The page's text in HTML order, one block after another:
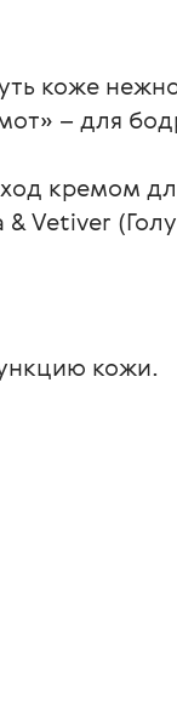
коже
– для
кремом
Vetiver
кожи.